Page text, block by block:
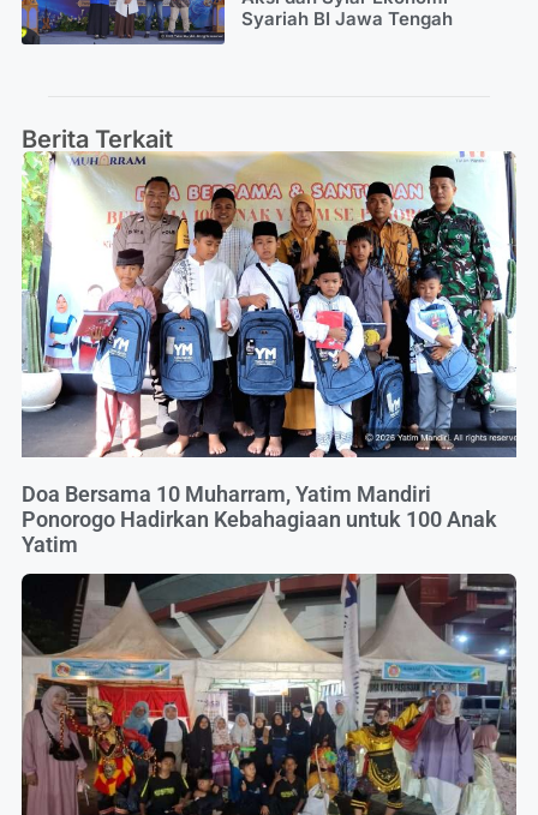
Syariah BI Jawa Tengah
Berita Terkait
Doa Bersama 10 Muharram, Yatim Mandiri
Ponorogo Hadirkan Kebahagiaan untuk 100 Anak
Yatim